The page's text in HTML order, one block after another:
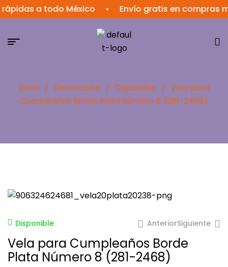
a todo México • Envío gratis en compras
Inicio / Decoración / Capacillos / Vela para
Cumpleaños Borde Plata Número 8 (281-2468)
Disponible AnteriorSiguiente
Vela para Cumpleaños Borde
Plata Número 8 (281-2468)